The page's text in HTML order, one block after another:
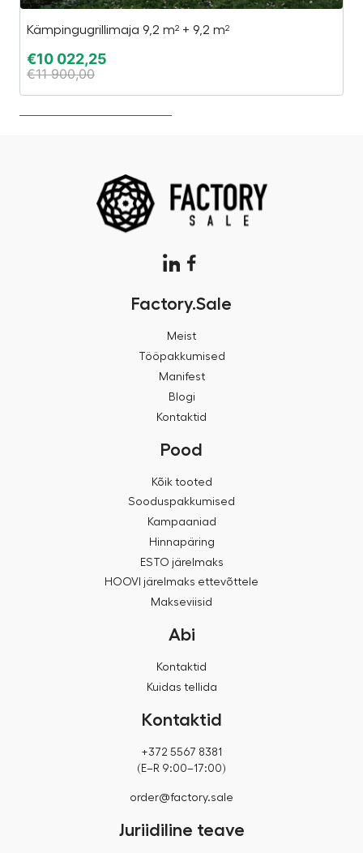
Kämpingugrillimaja 9,2 m² + 9,2 m²
€10 022,25
€11 900,00
Factory.Sale
Meist
Tööpakkumised
Manifest
Blogi
Kontaktid
Pood
Kõik tooted
Sooduspakkumised
Kampaaniad
Hinnapäring
ESTO järelmaks
HOOVI järelmaks ettevõttele
Makseviisid
Abi
Kontaktid
Kuidas tellida
Kontaktid
+372 5567 8381
(E–R 9:00–17:00)
order@factory.sale
Juriidiline teave